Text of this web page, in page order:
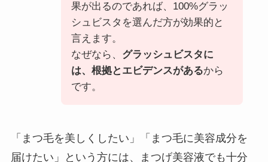
果が出るのであれば、100%グラッ
シュビスタを選んだ方が効果的と
言えます。
なぜなら、 グラッシュビスタに
は、根拠とエビデンスがあるから
です。
「まつ毛を美しくしたい」「まつ毛に美容成分を
届けたい」という方には、まつげ美容液でも十分